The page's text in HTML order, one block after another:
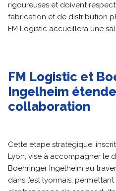
rigoureuses et doivent
fabrication et de distribution
FM Logistic accueillera une
FM Logistic et
Ingelheim
collaboration
Cette étape stratégique,
Lyon, vise à accompagner le
Boehringer Ingelheim au
dans l’est lyonnais,